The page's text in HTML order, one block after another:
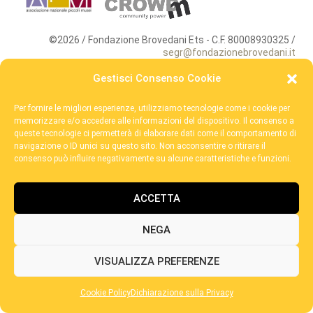
Gestisci Consenso Cookie
Per fornire le migliori esperienze, utilizziamo tecnologie come i cookie per
memorizzare e/o accedere alle informazioni del dispositivo. Il consenso a
queste tecnologie ci permetterà di elaborare dati come il comportamento di
navigazione o ID unici su questo sito. Non acconsentire o ritirare il
consenso può influire negativamente su alcune caratteristiche e funzioni.
ACCETTA
NEGA
VISUALIZZA PREFERENZE
Cookie PolicyDichiarazione sulla Privacy
©2026 / Fondazione Brovedani Ets - C.F. 80008930325 /
segr@fondazionebrovedani.it